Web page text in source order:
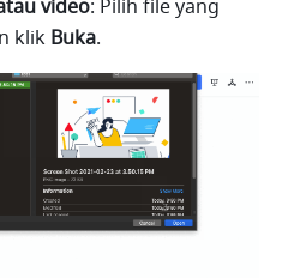
video: Pilih file yang
klik Buka.